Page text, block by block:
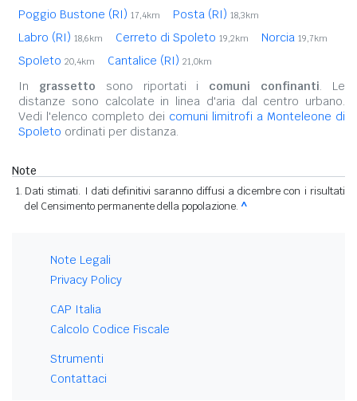
Poggio Bustone (RI) 17,4km Posta (RI) 18,3km
Labro (RI) 18,6km Cerreto di Spoleto 19,2km Norcia 19,7km
Spoleto 20,4km Cantalice (RI) 21,0km
In grassetto sono riportati i comuni confinanti. Le
distanze sono calcolate in linea d'aria dal centro urbano.
Vedi l'elenco completo dei comuni limitrofi a Monteleone di
Spoleto ordinati per distanza.
Note
Dati stimati. I dati definitivi saranno diffusi a dicembre con i risultati
del Censimento permanente della popolazione. ^
Note Legali
Privacy Policy
CAP Italia
Calcolo Codice Fiscale
Strumenti
Contattaci